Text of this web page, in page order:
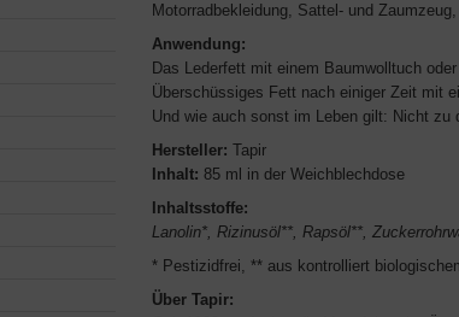
Motorradbekleidung, Sattel- und
Anwendung:
Das Lederfett mit einem Baumwolltuch
Überschüssiges Fett nach einiger Zeit mit
Und wie auch sonst im Leben gilt: Nicht zu
Hersteller: Tapir
Inhalt: 85 ml in der Weichblechdose
Inhaltsstoffe:
Lanolin*, Rizinusöl**, Rapsöl**,
* Pestizidfrei, ** aus kontrolliert
Über Tapir: